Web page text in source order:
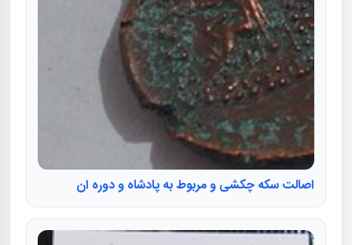
اصالت سکه چکشی و مربوط به پادشاه و دوره ان